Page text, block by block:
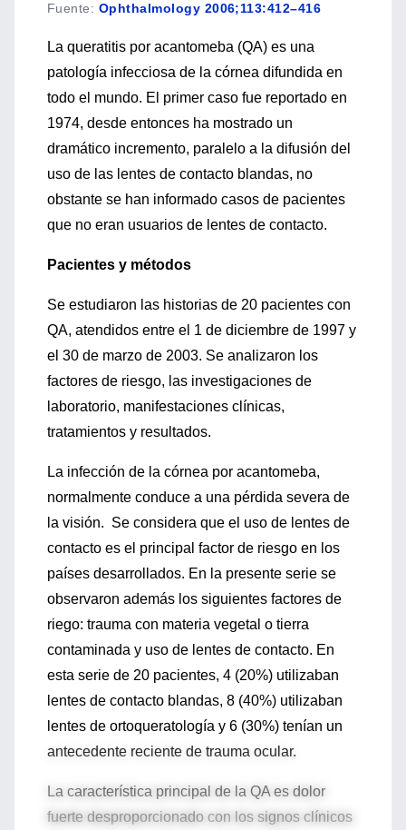
Fuente: Ophthalmology 2006;113:412–416
La queratitis por acantomeba (QA) es una
patología infecciosa de la córnea difundida en
todo el mundo. El primer caso fue reportado en
1974, desde entonces ha mostrado un
dramático incremento, paralelo a la difusión del
uso de las lentes de contacto blandas, no
obstante se han informado casos de pacientes
que no eran usuarios de lentes de contacto.
Pacientes y métodos
Se estudiaron las historias de 20 pacientes con
QA, atendidos entre el 1 de diciembre de 1997 y
el 30 de marzo de 2003. Se analizaron los
factores de riesgo, las investigaciones de
laboratorio, manifestaciones clínicas,
tratamientos y resultados.
La infección de la córnea por acantomeba,
normalmente conduce a una pérdida severa de
la visión. Se considera que el uso de lentes de
contacto es el principal factor de riesgo en los
países desarrollados. En la presente serie se
observaron además los siguientes factores de
riego: trauma con materia vegetal o tierra
contaminada y uso de lentes de contacto. En
esta serie de 20 pacientes, 4 (20%) utilizaban
lentes de contacto blandas, 8 (40%) utilizaban
lentes de ortoqueratología y 6 (30%) tenían un
antecedente reciente de trauma ocular.
La característica principal de la QA es dolor
fuerte desproporcionado con los signos clínicos